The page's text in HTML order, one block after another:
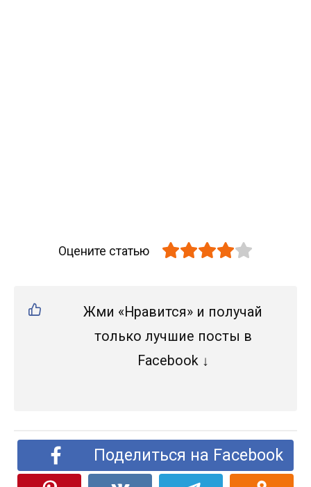
Оцените статью
Жми «Нравится» и получай
только лучшие посты в
Facebook ↓
Поделиться на Facebook